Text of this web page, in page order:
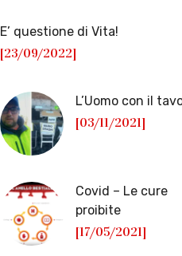
E’ questione di Vita!
[23/09/2022]
L’Uomo con il
[03/11/2021]
Covid – Le cure
proibite
[17/05/2021]